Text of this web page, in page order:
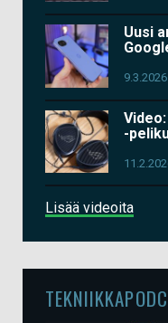
Uusi
9.3.2026
-
Lisää videoita